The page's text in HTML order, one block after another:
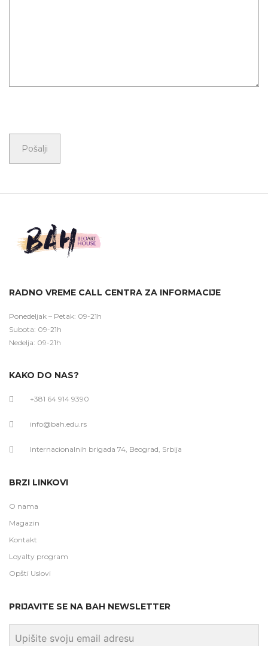
RADNO VREME CALL CENTRA ZA INFORMACIJE
Ponedeljak – Petak: 09-21h
Subota: 09-21h
Nedelja: 09-21h
KAKO DO NAS?
+381 64 914 9390
info@bah.edu.rs
Internacionalnih brigada 74, Beograd, Srbija
BRZI LINKOVI
O nama
Magazin
Kontakt
Loyalty program
Opšti Uslovi
PRIJAVITE SE NA BAH NEWSLETTER